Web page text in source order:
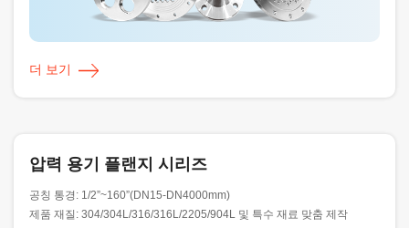
더 보기
압력 용기 플랜지 시리즈
공칭 통경: 1/2”~160”(DN15-DN4000mm)
제품 재질: 304/304L/316/316L/2205/904L 및 특수 재료 맞춤 제작